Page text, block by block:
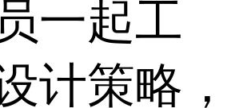
一起工
计策略，